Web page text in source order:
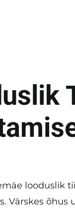
looduslik
Värskes õhus